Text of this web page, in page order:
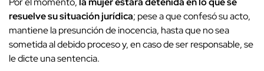
resuelve su situación jurídica; pese a que confesó su acto,
mantiene la presunción de inocencia, hasta que no sea
sometida al debido proceso y, en caso de ser responsable, se
le dicte una sentencia.